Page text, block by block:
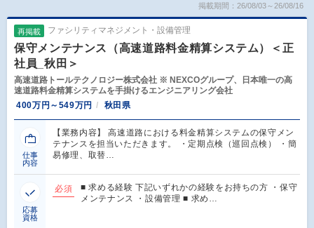
掲載期間：26/08/03～26/08/16
再掲載 ファシリティマネジメント・設備管理
保守メンテナンス（高速道路料金精算システム）＜正
社員_秋田＞
高速道路トールテクノロジー株式会社 ※ NEXCOグループ、日本唯一の高
速道路料金精算システムを手掛けるエンジニアリング会社
400万円～549万円
秋田県
仕事
内容
【業務内容】 高速道路における料金精算システムの保守メン
テナンスを担当いただきます。 ・定期点検（巡回点検） ・簡
易修理、取替…
応募
資格
必須
■ 求める経験 下記いずれかの経験をお持ちの方 ・保守
メンテナンス ・設備管理 ■ 求め…